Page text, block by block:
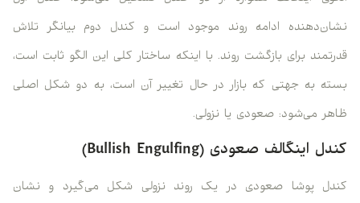
نشان‌دهنده ادامه روند موجود است و کندل دوم بیانگر تلاش
قدرتمند برای بازگشت روند. با اینکه ساختار کلی این الگو ثابت است،
بسته به جهتی که بازار در حال تغییر آن است، به دو شکل اصلی
ظاهر می‌شود: صعودی یا نزولی.
کندل اینگالف صعودی (Bullish Engulfing)
کندل پوشا صعودی در یک روند نزولی شکل می‌گیرد و نشان